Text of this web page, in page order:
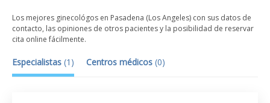
Los mejores ginecológos en Pasadena (Los Angeles) con sus datos de
contacto, las opiniones de otros pacientes y la posibilidad de reservar
cita online fácilmente.
Especialistas (1 ) Centros médicos (0)